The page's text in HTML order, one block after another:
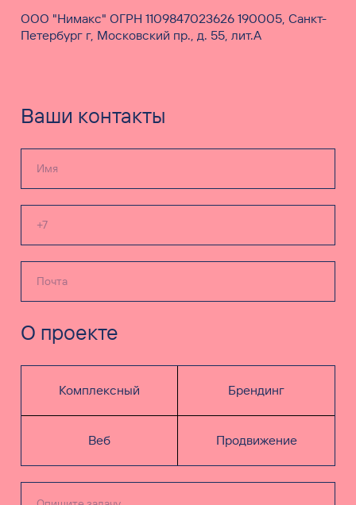
ООО "Нимакс" ОГРН 1109847023626 190005, Санкт-
Петербург г, Московский пр., д. 55, лит.А
Ваши контакты
О проекте
Комплексный Брендинг
Веб Продвижение